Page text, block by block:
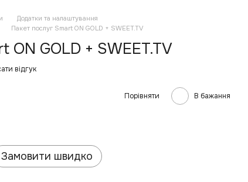
Додатки та налаштування
Пакет послуг Smart ON GOLD + SWEET.TV
ON GOLD + SWEET.TV
відгук
Порівняти В бажання
Замовити швидко